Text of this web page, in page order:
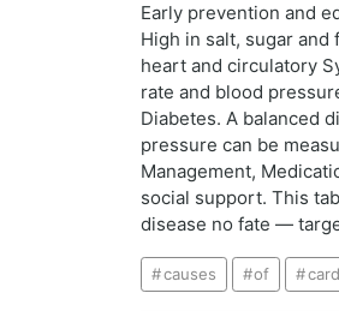
Early prevention and
High in salt, sugar
heart and circulatory
rate and blood
Diabetes. A balanced
pressure can be
Management,
social support. This
disease no fate —
causes of